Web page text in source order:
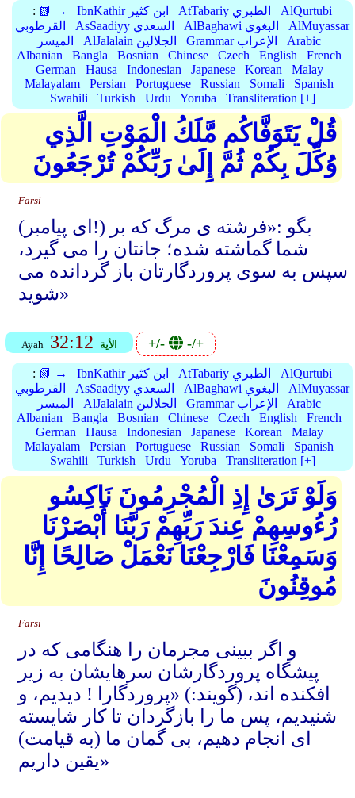
: 📗 → IbnKathir ابن كثير AtTabariy الطبري
AlQurtubi
القرطوبي
AsSaadiyy السعدي AlBaghawi البغوي
AlMuyassar
الميسر
AlJalalain الجلالين Grammar الإعراب
Arabic
Albanian
Bangla Bosnian Chinese Czech English
French
German
Hausa Indonesian Japanese Korean
Malay
Malayalam
Persian Portuguese Russian Somali
Spanish
Swahili
Turkish Urdu Yoruba Transliteration [+]
قُلْ يَتَوَفَّاكُم مَّلَكُ الْمَوْتِ الَّذِي
وُكِّلَ بِكُمْ ثُمَّ إِلَىٰ رَبِّكُمْ تُرْجَعُونَ
Farsi
(ای پیامبر!) بگو :«فرشته ی مرگ که بر
شما گماشته شده؛ جانتان را می گیرد،
سپس به سوی پروردگارتان باز گردانده می
شوید»
Ayah 32:12 الأية +/- -/+
: 📗 → IbnKathir ابن كثير AtTabariy الطبري
AlQurtubi
القرطوبي
AsSaadiyy السعدي AlBaghawi البغوي
AlMuyassar
الميسر
AlJalalain الجلالين Grammar الإعراب
Arabic
Albanian
Bangla Bosnian Chinese Czech English
French
German
Hausa Indonesian Japanese Korean
Malay
Malayalam
Persian Portuguese Russian Somali
Spanish
Swahili
Turkish Urdu Yoruba Transliteration [+]
وَلَوْ تَرَىٰ إِذِ الْمُجْرِمُونَ نَاكِسُو
رُءُوسِهِمْ عِندَ رَبِّهِمْ رَبَّنَا أَبْصَرْنَا
وَسَمِعْنَا فَارْجِعْنَا نَعْمَلْ صَالِحًا إِنَّا
مُوقِنُونَ
Farsi
و اگر ببینی مجرمان را هنگامی که در
پیشگاه پروردگارشان سرهایشان به زیر
افکنده اند، (گویند:) «پروردگارا ! دیدیم، و
شنیدیم، پس ما را بازگردان تا کار شایسته
ای انجام دهیم، بی گمان ما (به قیامت)
یقین داریم»